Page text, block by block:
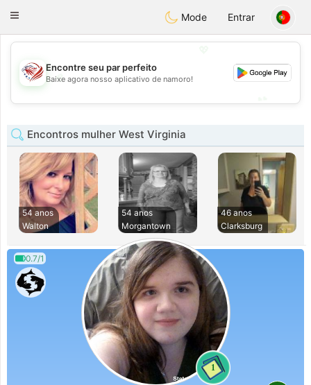
Dating
Toggle
Mode Entrar
💖
💕
Encontre seu par perfeito
Baixe agora nosso aplicativo de namoro!
Encontros mulher West Virginia
54 anos
Walton
54 anos
Morgantown
46 anos
Clarksburg
0.7/1
1